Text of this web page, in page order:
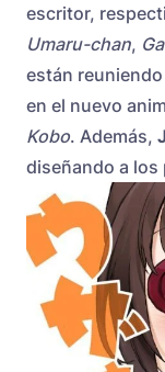
escritor,
Umaru-chan,
están
en el nuevo
Kobo. Además,
diseñando a los